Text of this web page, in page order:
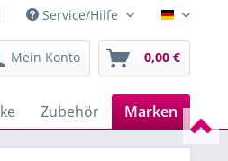
Service/Hilfe Deutsch
Mein Konto 0,00 €
Zubehör Marken